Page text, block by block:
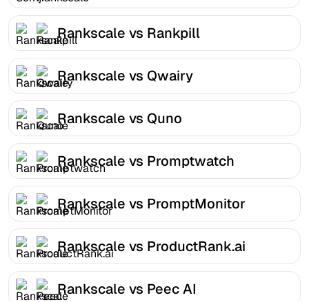
Rankscale vs Rankpill
Rankscale vs Qwairy
Rankscale vs Quno
Rankscale vs Promptwatch
Rankscale vs PromptMonitor
Rankscale vs ProductRank.ai
Rankscale vs Peec AI